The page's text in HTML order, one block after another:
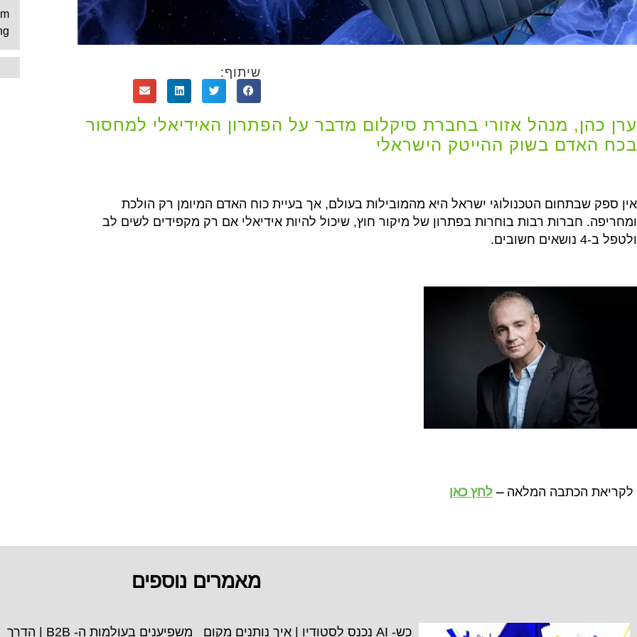
שיתוף:
ערן כהן, מנהל אזורי בחברת סיקלום מדבר על הפתרון האידיאלי למחסור
בכח האדם בשוק ההייטק הישראלי
אין ספק שבתחום הטכנולוגי ישראל היא מהמובילות בעולם, אך בעיית כוח האדם המיומן רק הולכת
ומחריפה. חברות רבות בוחרות בפתרון של מיקור חוץ, שיכול להיות אידיאלי אם רק מקפידים לשים לב
ולטפל ב-4 נושאים חשובים.
לקריאת הכתבה המלאה – לחץ כאן
מאמרים נוספים
כש- AI נכנס לסטודיו | איך נותנים מקום משפיענים בעולמות ה- B2B | הדרך